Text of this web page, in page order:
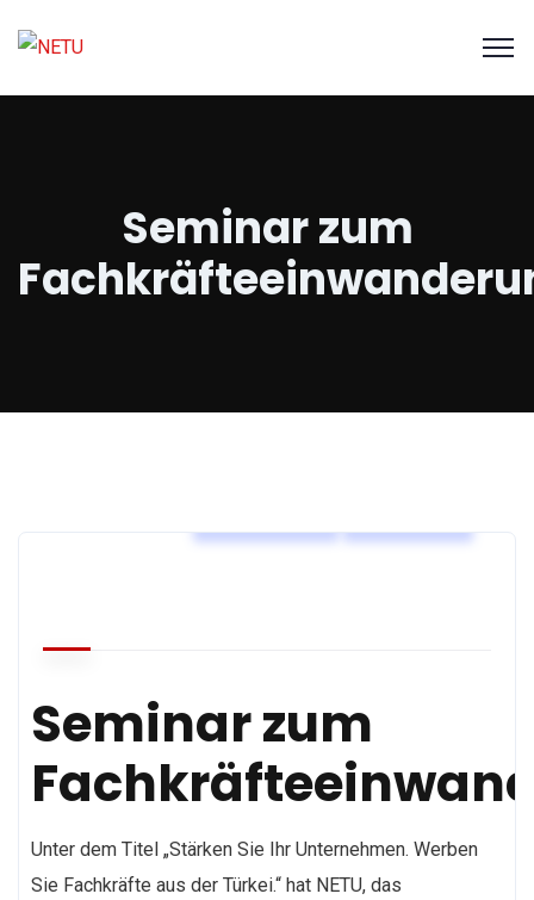
Seminar zum
Seminar zum
Unter dem Titel „Stärken Sie Ihr Unternehmen. Werben
Sie Fachkräfte aus der Türkei.“ hat NETU, das